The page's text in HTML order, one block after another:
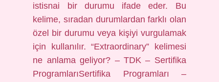
istisnai bir durumu ifade eder. Bu
kelime, sıradan durumlardan farklı olan
özel bir durumu veya kişiyi vurgulamak
için kullanılır. “Extraordinary” kelimesi
ne anlama geliyor? – TDK – Sertifika
ProgramlarıSertifika Programları –